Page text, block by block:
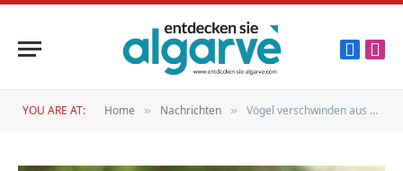
YOU ARE AT: Home » Nachrichten » Vögel verschwinden aus Portugal